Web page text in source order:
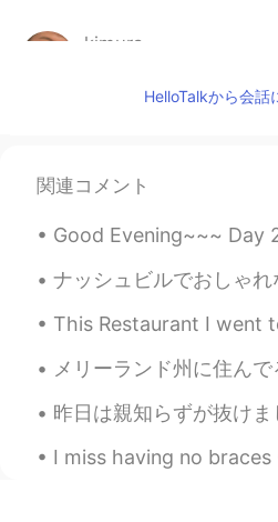
kimura
@ジェッサ民なるほ
も考える楽しみがあ
ジェッサ民
JP
@kouyuコメントし
す！仰るとおりです！
ジェッサ民
@kimura そのよう
は木かしおれた枝だ
か自分を見るときの
HelloTalkから会話
関連コメント
Good Evening~~~ Day 2! 😤 Today's result~ 🍁 Learned the
ナッシュビルでおしゃれなフィリピンのレストランを見つけました！😳 全部が食べられるかな？ フィリピン料理は目茶苦茶
This Restaurant I went to last night is bussin 💯 The
メリーランド州に住んでる友達とクリスマスをお祝いしました。友達と私の写真を撮りながら、、彼女の息子さんも写真に写り
昨日は親知らずが抜けました。鎮静剤せずに、麻酔でできました！歯医者さんは「お口をもっと開けてください」と言
I miss having no braces 😫 I want them off 🤦🏻‍♀️ How